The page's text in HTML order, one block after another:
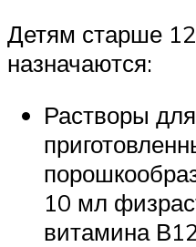
Детям старше
назначаются:
Растворы
10 мл
витамина